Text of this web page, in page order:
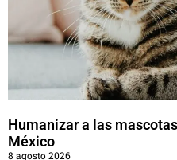
Humanizar a las
México
8 agosto 2026